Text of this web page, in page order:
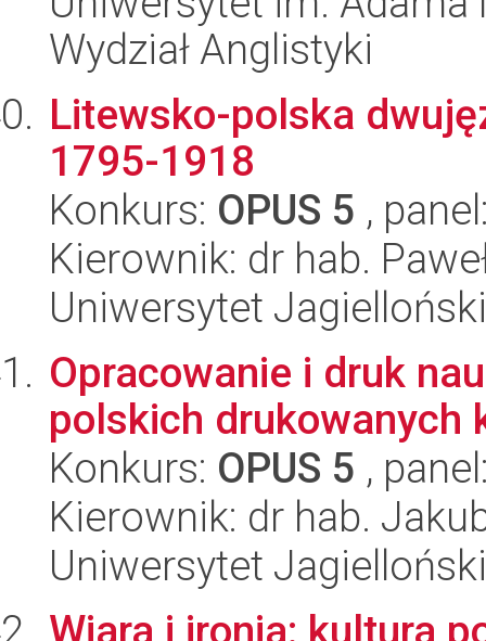
Wydział Anglistyki
Litewsko-polska
1795-1918
Konkurs: OPUS 5 ,
Kierownik: dr hab.
Uniwersytet
Opracowanie i druk
polskich drukowanych
Konkurs: OPUS 5 ,
Kierownik: dr hab.
Uniwersytet
Wiara i ironia: kultura